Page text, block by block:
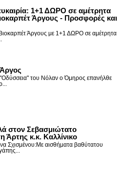
1+1 ΔΩΡΟ σε αμέτρητα
Άργους - Προσφορές και
Άργους με 1+1 ΔΩΡΟ σε αμέτρητα
"Οδύσσεια" του Νόλαν ο Όμηρος επανήλθε
στον Σεβασμιώτατο
Άρτης κ.κ. Καλλίνικο
Σχισμένου:Με αισθήματα βαθύτατου